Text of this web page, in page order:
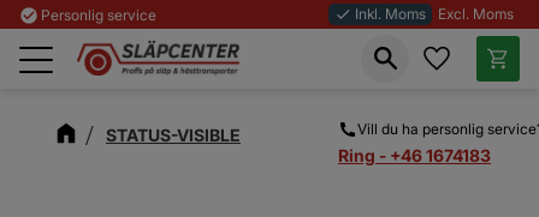
Meny
check_circle Personlig service done Inkl. Moms Excl. Moms
Vill du ha personlig
Ring - +46 1674183
Favoriter
STATUS-VISIBLE